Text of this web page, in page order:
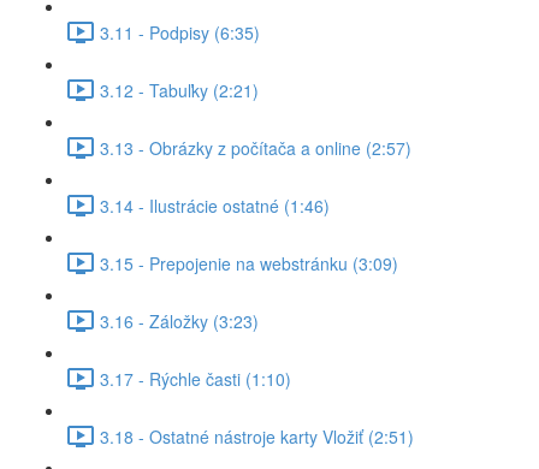
3.11 - Podpisy (6:35)
3.12 - Tabuľky (2:21)
3.13 - Obrázky z počítača a online (2:57)
3.14 - Ilustrácie ostatné (1:46)
3.15 - Prepojenie na webstránku (3:09)
3.16 - Záložky (3:23)
3.17 - Rýchle časti (1:10)
3.18 - Ostatné nástroje karty Vložiť (2:51)